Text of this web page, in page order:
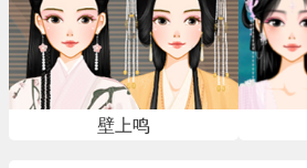
壁上鸣